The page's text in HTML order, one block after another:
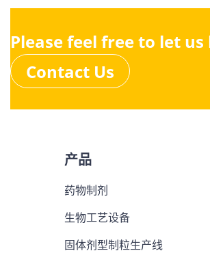
Please feel free to let
Contact Us
产品
药物制剂
生物工艺设备
固体剂型制粒生产线